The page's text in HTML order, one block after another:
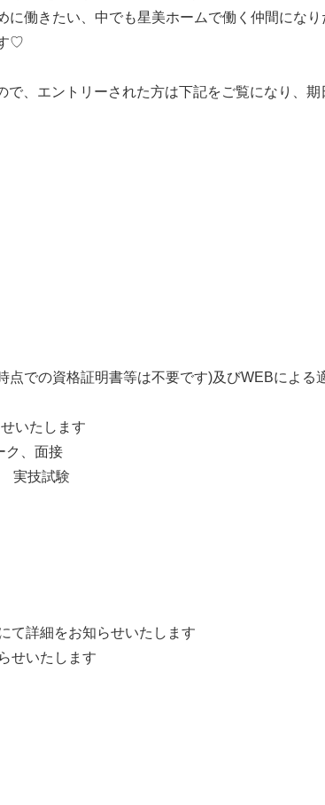
働きたい、中でも星美ホームで働く仲間になり
♡
、エントリーされた方は下記をご覧になり、
での資格証明書等は不要です)及びWEBによる
たします
、面接
実技試験
て詳細をお知らせいたします
せいたします